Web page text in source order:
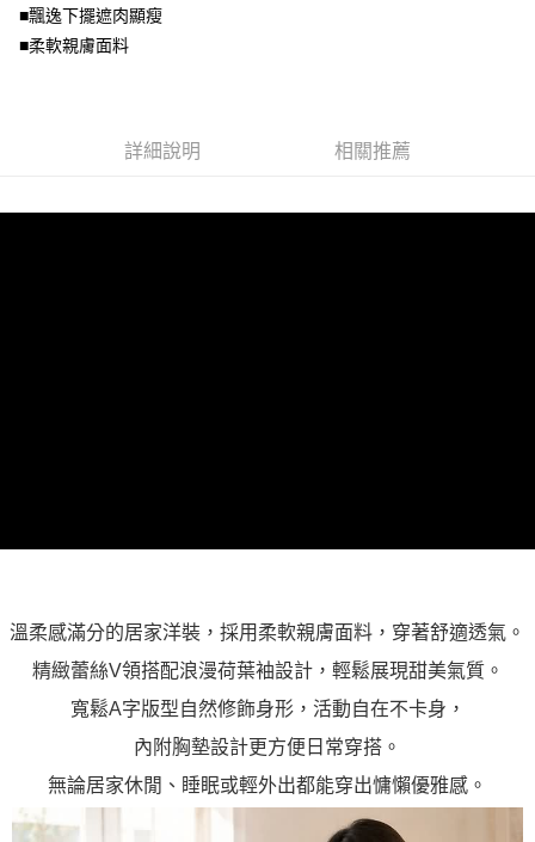
資料（包含姓名、電話或地址）提供予台灣大哥大進項蒐集、處理及利用，
3.完整用戶服務條款，請詳閱以下連結：
每筆NT$100，滿NT$1,000(含以上)免運費
■飄逸下擺遮肉顯瘦
■柔軟親膚面料
詳細說明 相關推薦
溫柔感滿分的居家洋裝，採用柔軟親膚面料，穿著舒適透氣。
精緻蕾絲V領搭配浪漫荷葉袖設計，輕鬆展現甜美氣質。
寬鬆A字版型自然修飾身形，活動自在不卡身，
內附胸墊設計更方便日常穿搭。
無論居家休閒、睡眠或輕外出都能穿出慵懶優雅感。